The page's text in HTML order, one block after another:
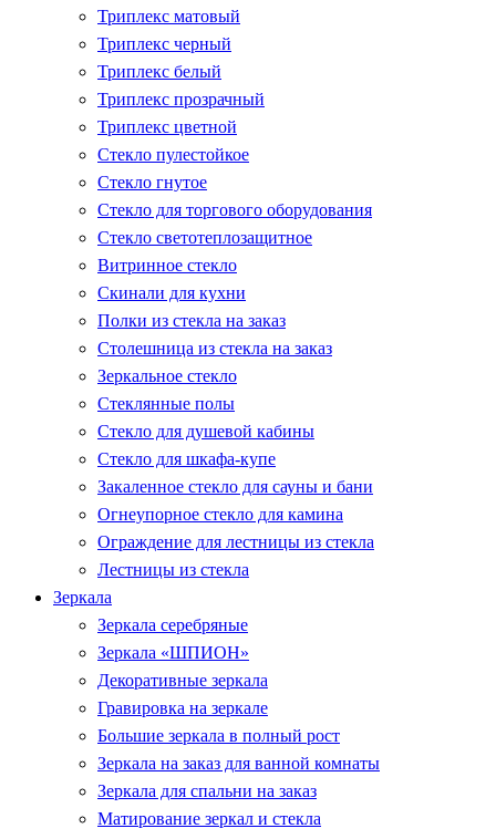
Триплекс матовый
Триплекс черный
Триплекс белый
Триплекс прозрачный
Триплекс цветной
Стекло пулестойкое
Стекло гнутое
Стекло для торгового оборудования
Стекло светотеплозащитное
Витринное стекло
Скинали для кухни
Полки из стекла на заказ
Столешница из стекла на заказ
Зеркальное стекло
Стеклянные полы
Стекло для душевой кабины
Стекло для шкафа-купе
Закаленное стекло для сауны и бани
Огнеупорное стекло для камина
Ограждение для лестницы из стекла
Лестницы из стекла
Зеркала
Зеркала серебряные
Зеркала «ШПИОН»
Декоративные зеркала
Гравировка на зеркале
Большие зеркала в полный рост
Зеркала на заказ для ванной комнаты
Зеркала для спальни на заказ
Матирование зеркал и стекла